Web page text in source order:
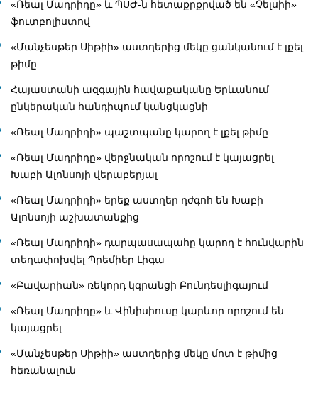
«Ռեալ Մադրիդը» և ՊՍԺ-ն հետաքրքրված են «Չելսիի»
ֆուտբոլիստով
«Մանչեսթեր Սիթիի» աստղերից մեկը ցանկանում է լքել
թիմը
Հայաստանի ազգային հավաքականը Երևանում
ընկերական հանդիպում կանցկացնի
«Ռեալ Մադրիդի» պաշտպանը կարող է լքել թիմը
«Ռեալ Մադրիդը» վերջնական որոշում է կայացրել
Խաբի Ալոնսոյի վերաբերյալ
«Ռեալ Մադրիդի» երեք աստղեր դժգոհ են Խաբի
Ալոնսոյի աշխատանքից
«Ռեալ Մադրիդի» դարպասապահը կարող է հունվարին
տեղափոխվել Պրեմիեր Լիգա
«Բավարիան» ռեկորդ կգրանցի Բունդեսլիգայում
«Ռեալ Մադրիդը» և Վինիսիուսը կարևոր որոշում են
կայացրել
«Մանչեսթեր Սիթիի» աստղերից մեկը մոտ է թիմից
հեռանալուն